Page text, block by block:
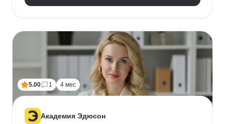
5.00 1 4 мес
Академия Эдюсон